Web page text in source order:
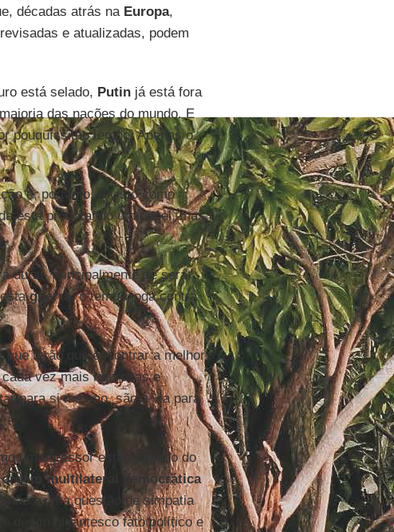
décadas atrás na Europa,
e atualizadas, podem
está selado, Putinjá está fora
das nações do mundo. E
pouquíssimo tempo. Apenas o
e, portanto, é visto como
está procurando um papel, mas
durar, principalmente se será
guerra, o tempo joga contra
terão que encontrar a melhor
vez mais rigorosas e
para si mesmo, são a via para
um agressor estão fugindo do
ordem multilateral democrática
" não é uma questão de simpatia
de um gigantesco fato político e